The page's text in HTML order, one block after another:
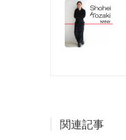
関連記事